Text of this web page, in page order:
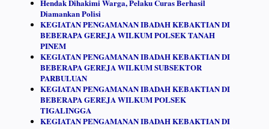
Hendak Dihakimi Warga, Pelaku Curas Berhasil
Diamankan Polisi
KEGIATAN PENGAMANAN IBADAH KEBAKTIAN DI
BEBERAPA GEREJA WILKUM POLSEK TANAH
PINEM
KEGIATAN PENGAMANAN IBADAH KEBAKTIAN DI
BEBERAPA GEREJA WILKUM SUBSEKTOR
PARBULUAN
KEGIATAN PENGAMANAN IBADAH KEBAKTIAN DI
BEBERAPA GEREJA WILKUM POLSEK
TIGALINGGA
KEGIATAN PENGAMANAN IBADAH KEBAKTIAN DI